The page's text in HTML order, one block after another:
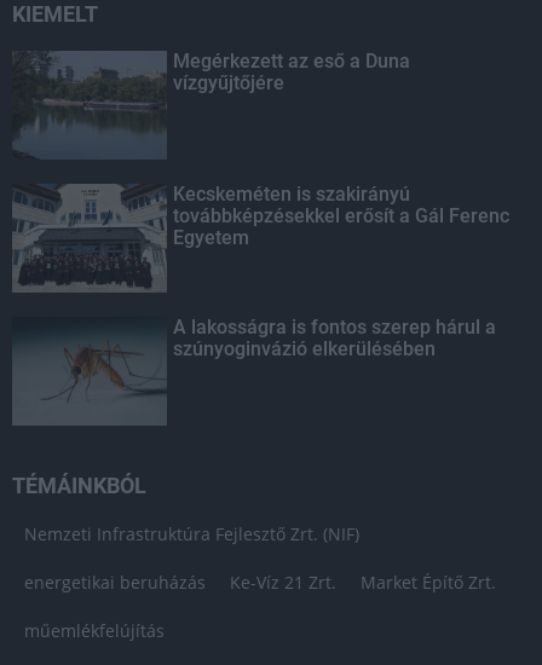
KIEMELT
Megérkezett az eső a Duna
vízgyűjtőjére
Kecskeméten is szakirányú
továbbképzésekkel erősít a Gál Ferenc
Egyetem
A lakosságra is fontos szerep hárul a
szúnyoginvázió elkerülésében
TÉMÁINKBÓL
Nemzeti Infrastruktúra Fejlesztő Zrt. (NIF)
energetikai beruházás Ke-Víz 21 Zrt. Market Építő Zrt.
műemlékfelújítás